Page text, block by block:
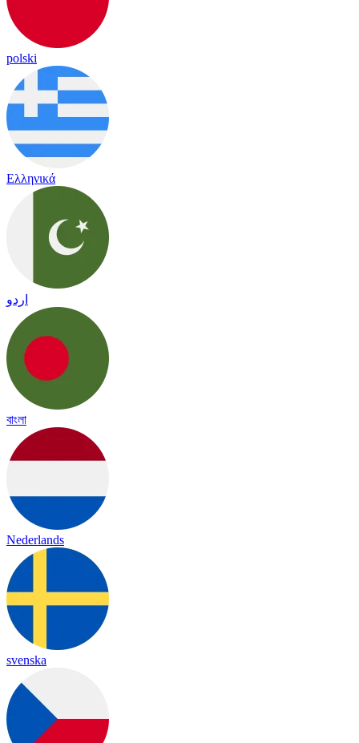
polski
Ελληνικά
اردو
বাংলা
Nederlands
svenska